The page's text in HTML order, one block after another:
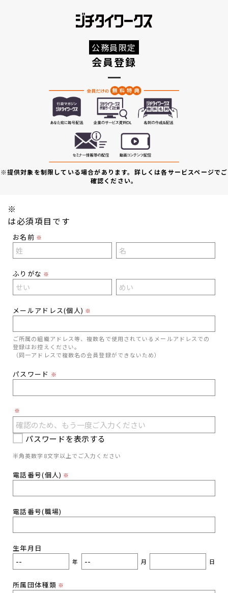
公務員限定
会員登録
※提供対象を制限している場合があります。詳しくは各サービスページでご
確認ください。
※
は必須項目です
お名前 ※
ふりがな ※
メールアドレス(個人) ※
ご所属の組織アドレス等、複数名で使用されているメールアドレスでの
登録はお控えください。
（同一アドレスで複数名の会員登録ができないため）
パスワード ※
※
パスワードを表示する
半角英数字8文字以上でご入力ください
電話番号(個人) ※
電話番号(職場)
生年月日
年 月 日
所属団体種類 ※